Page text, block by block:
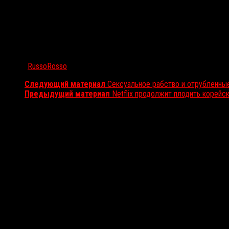
RussoRosso
Следующий материал Сексуальное рабство и
Предыдущий материал Netflix продолжит плодить